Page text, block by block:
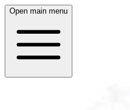
Open main menu